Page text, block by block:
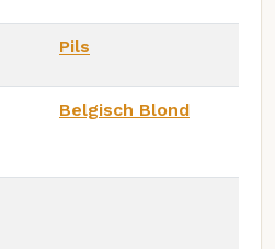
Pils
Belgisch Blond